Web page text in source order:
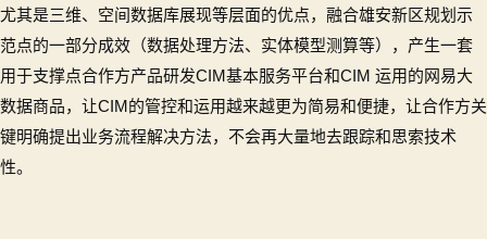
尤其是三维、空间数据库展现等层面的优点，融合雄安新区规划示
范点的一部分成效（数据处理方法、实体模型测算等），产生一套
用于支撑点合作方产品研发CIM基本服务平台和CIM 运用的网易大
数据商品，让CIM的管控和运用越来越更为简易和便捷，让合作方关
键明确提出业务流程解决方法，不会再大量地去跟踪和思索技术
性。